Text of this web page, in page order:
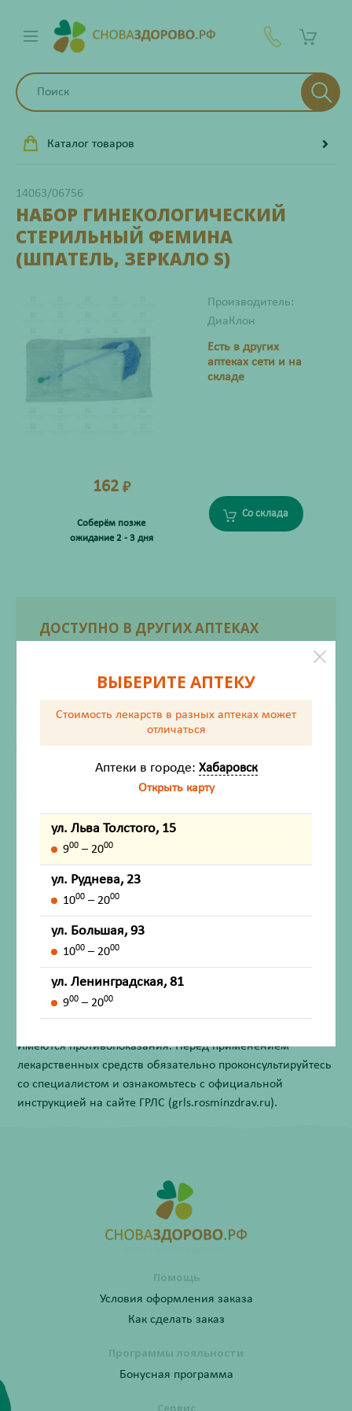
Каталог товаров
14063/06756
НАБОР ГИНЕКОЛОГИЧЕСКИЙ
СТЕРИЛЬНЫЙ ФЕМИНА
(ШПАТЕЛЬ, ЗЕРКАЛО S)
Производитель:
ДиаКлон
Есть в других
аптеках сети и на
складе
162 ₽
Соберём позже
ожидание 2 - 3 дня
Со склада
ДОСТУПНО В ДРУГИХ АПТЕКАХ
ХАРАКТЕРИСТИКИ
Производитель
ДиаКлон
Жизненно важный
Нет
Инструкция по применению
Описание
Назначение
Внешний вид товара, упаковки, может отличаться от
изображения на фотографии.
Имеются противопоказания. Перед применением
лекарственных средств обязательно проконсультируйтесь
со специалистом и ознакомьтесь с официальной
инструкцией на сайте ГРЛС (grls.rosminzdrav.ru).
Помощь
Условия оформления заказа
Как сделать заказ
Программы лояльности
Бонусная программа
Сервис
ВЫБЕРИТЕ АПТЕКУ
Стоимость лекарств в разных аптеках может
отличаться
Аптеки в городе: Хабаровск
Открыть карту
ул. Льва Толстого, 15
900 – 2000
ул. Руднева, 23
1000 – 2000
ул. Большая, 93
1000 – 2000
ул. Ленинградская, 81
900 – 2000